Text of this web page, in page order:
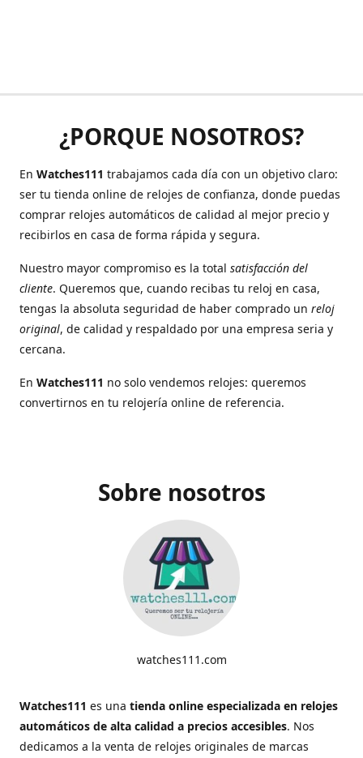
¿PORQUE NOSOTROS?
En Watches111 trabajamos cada día con un objetivo claro:
ser tu tienda online de relojes de confianza, donde puedas
comprar relojes automáticos de calidad al mejor precio y
recibirlos en casa de forma rápida y segura.
Nuestro mayor compromiso es la total satisfacción del
cliente. Queremos que, cuando recibas tu reloj en casa,
tengas la absoluta seguridad de haber comprado un reloj
original, de calidad y respaldado por una empresa seria y
cercana.
En Watches111 no solo vendemos relojes: queremos
convertirnos en tu relojería online de referencia.
Sobre nosotros
watches111.com
Watches111 es una tienda online especializada en relojes
automáticos de alta calidad a precios accesibles. Nos
dedicamos a la venta de relojes originales de marcas